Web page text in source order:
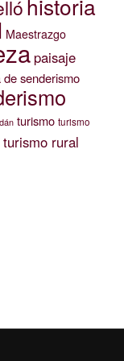
historia
Maestrazgo
paisaje
de senderismo
turismo turismo
turismo rural